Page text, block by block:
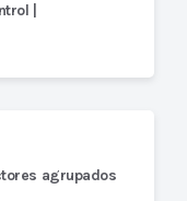
|
agrupados